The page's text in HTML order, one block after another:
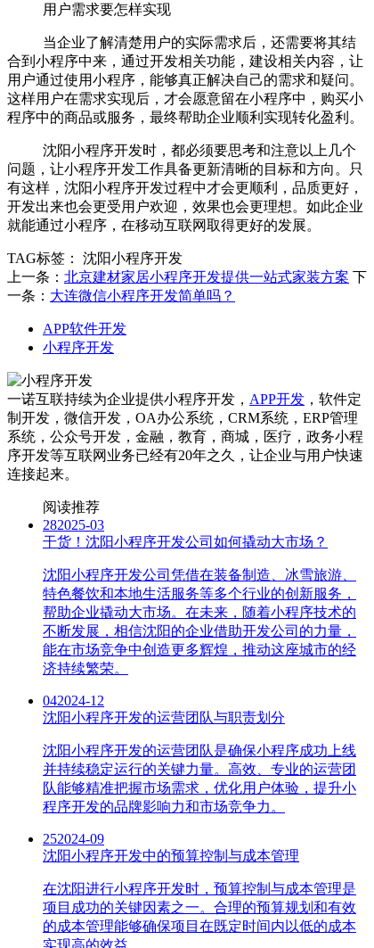
用户需求要怎样实现
当企业了解清楚用户的实际需求后，还需要将其结
合到小程序中来，通过开发相关功能，建设相关内容，让
用户通过使用小程序，能够真正解决自己的需求和疑问。
这样用户在需求实现后，才会愿意留在小程序中，购买小
程序中的商品或服务，最终帮助企业顺利实现转化盈利。
沈阳小程序开发时，都必须要思考和注意以上几个
问题，让小程序开发工作具备更新清晰的目标和方向。只
有这样，沈阳小程序开发过程中才会更顺利，品质更好，
开发出来也会更受用户欢迎，效果也会更理想。如此企业
就能通过小程序，在移动互联网取得更好的发展。
TAG标签：
沈阳小程序开发
上一条： 北京建材家居小程序开发提供一站式家装方案 下
一条： 大连微信小程序开发简单吗？
APP软件开发
小程序开发
一诺互联持续为企业提供小程序开发， APP开发 ，软件定
制开发，微信开发，OA办公系统，CRM系统，ERP管理
系统，公众号开发，金融，教育，商城，医疗，政务小程
序开发等互联网业务已经有20年之久，让企业与用户快速
连接起来。
阅读推荐
282025-03
干货！沈阳小程序开发公司如何撬动大市场？
沈阳小程序开发公司凭借在装备制造、冰雪旅游、
特色餐饮和本地生活服务等多个行业的创新服务，
帮助企业撬动大市场。在未来，随着小程序技术的
不断发展，相信沈阳的企业借助开发公司的力量，
能在市场竞争中创造更多辉煌，推动这座城市的经
济持续繁荣。
042024-12
沈阳小程序开发的运营团队与职责划分
沈阳小程序开发的运营团队是确保小程序成功上线
并持续稳定运行的关键力量。高效、专业的运营团
队能够精准把握市场需求，优化用户体验，提升小
程序开发的品牌影响力和市场竞争力。
252024-09
沈阳小程序开发中的预算控制与成本管理
在沈阳进行小程序开发时，预算控制与成本管理是
项目成功的关键因素之一。合理的预算规划和有效
的成本管理能够确保项目在既定时间内以低的成本
实现高的效益。